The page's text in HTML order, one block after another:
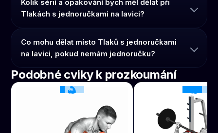
Kolik sérií a opakování bych měl dělat při
Tlakách s jednoručkami na lavici?
Co mohu dělat místo Tlaků s jednoručkami
na lavici, pokud nemám jednoručku?
Podobné cviky k prozkoumání